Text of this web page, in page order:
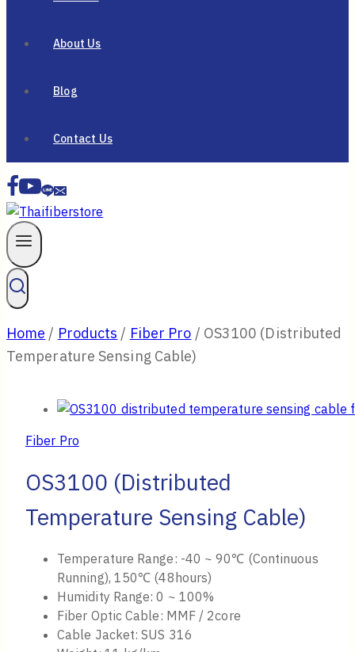
About Us
Blog
Contact Us
Home / Products / Fiber Pro / OS3100 (Distributed
Temperature Sensing Cable)
Fiber Pro
OS3100 (Distributed
Temperature Sensing Cable)
Temperature Range: -40 ~ 90℃ (Continuous
Running), 150℃ (48hours)
Humidity Range: 0 ~ 100%
Fiber Optic Cable: MMF / 2core
Cable Jacket: SUS 316